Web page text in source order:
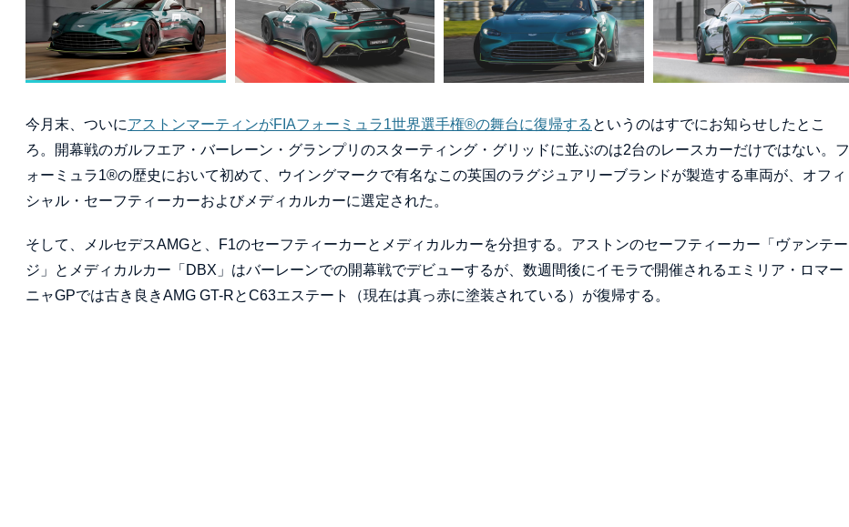
今月末、ついにアストンマーティンがFIAフォーミュラ1世界選手権®の舞台に復帰する というのはすでにお知らせしたとこ
ろ。開幕戦のガルフエア・バーレーン・グランプリのスターティング・グリッドに並ぶのは2台のレースカーだけではない。フ
ォーミュラ1®の歴史において初めて、ウイングマークで有名なこの英国のラグジュアリーブランドが製造する車両が、オフィ
シャル・セーフティーカーおよびメディカルカーに選定された。
そして、メルセデスAMGと、F1のセーフティーカーとメディカルカーを分担する。アストンのセーフティーカー「ヴァンテー
ジ」とメディカルカー「DBX」はバーレーンでの開幕戦でデビューするが、数週間後にイモラで開催されるエミリア・ロマー
ニャGPでは古き良きAMG GT-RとC63エステート（現在は真っ赤に塗装されている）が復帰する。